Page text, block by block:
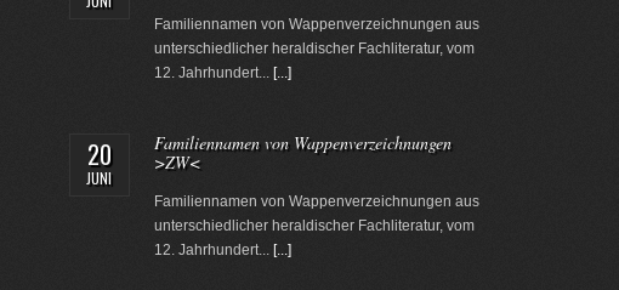
Familiennamen von Wappenverzeichnungen aus
unterschiedlicher heraldischer Fachliteratur, vom
12. Jahrhundert... [...]
20
JUNI
Familiennamen von Wappenverzeichnungen
>ZW<
Familiennamen von Wappenverzeichnungen aus
unterschiedlicher heraldischer Fachliteratur, vom
12. Jahrhundert... [...]